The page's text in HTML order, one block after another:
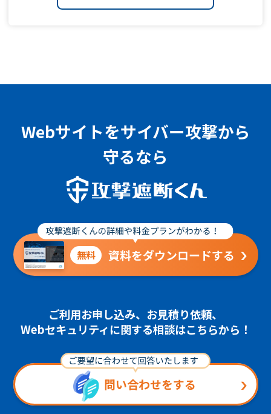
Webサイトをサイバー攻撃から
守るなら
無料 資料をダウンロードする
ご利用お申し込み、お見積り依頼、
Webセキュリティに関する相談はこちらから！
問い合わせをする